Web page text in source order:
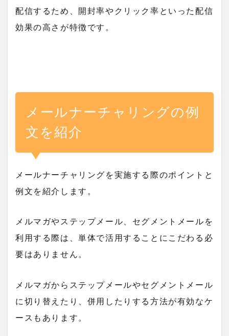
配信するため、開封率やクリック率といった配信
効果の高さが特徴です。
メールナーチャリングの例
文を紹介
メールナーチャリングを実施する際のポイントと
例文を紹介します。
メルマガやステップメール、セグメントメールを
利用する際は、単体で活用することにこだわる必
要はありません。
メルマガからステップメールやセグメントメール
に切り替えたり、併用したりする方法が有効なケ
ースもあります。